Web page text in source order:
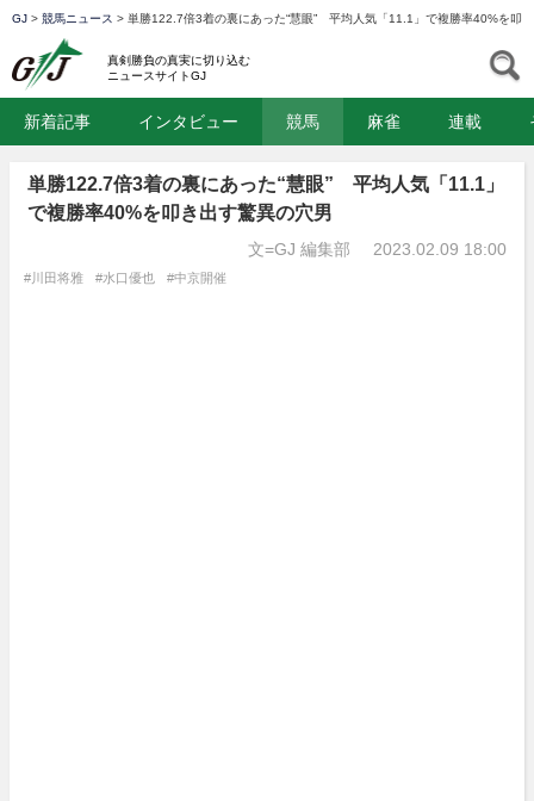
GJ > 競馬ニュース > 単勝122.7倍3着の裏にあった“慧眼” 平均人気「11.1」で複勝率40%を叩
真剣勝負の真実に切り込む
ニュースサイトGJ
新着記事 インタビュー 競馬 麻雀 連載
単勝122.7倍3着の裏にあった“慧眼” 平均人気「11.1」
で複勝率40%を叩き出す驚異の穴男
文=GJ 編集部 2023.02.09 18:00
#川田将雅 #水口優也 #中京開催